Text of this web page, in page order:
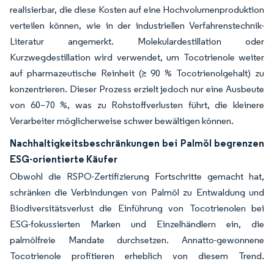
realisierbar, die diese Kosten auf eine Hochvolumenproduktion
verteilen können, wie in der industriellen Verfahrenstechnik-
Literatur angemerkt. Molekulardestillation oder
Kurzwegdestillation wird verwendet, um Tocotrienole weiter
auf pharmazeutische Reinheit (≥ 90 % Tocotrienolgehalt) zu
konzentrieren. Dieser Prozess erzielt jedoch nur eine Ausbeute
von 60–70 %, was zu Rohstoffverlusten führt, die kleinere
Verarbeiter möglicherweise schwer bewältigen können.
Nachhaltigkeitsbeschränkungen bei Palmöl begrenzen
ESG-orientierte Käufer
Obwohl die RSPO-Zertifizierung Fortschritte gemacht hat,
schränken die Verbindungen von Palmöl zu Entwaldung und
Biodiversitätsverlust die Einführung von Tocotrienolen bei
ESG-fokussierten Marken und Einzelhändlern ein, die
palmölfreie Mandate durchsetzen. Annatto-gewonnene
Tocotrienole profitieren erheblich von diesem Trend.